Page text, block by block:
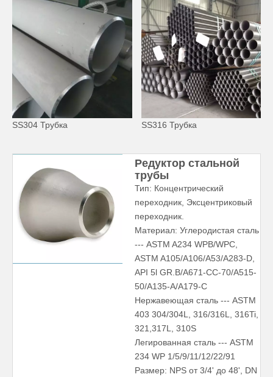
SS304 Трубка SS316 Трубка
Редуктор стальной
трубы
Тип: Концентрический
переходник, Эксцентриковый
переходник.
Материал: Углеродистая сталь
--- ASTM A234 WPB/WPC,
ASTM A105/A106/A53/A283-D,
API 5l GR.B/A671-CC-70/A515-
50/A135-A/A179-C
Нержавеющая сталь --- ASTM
403 304/304L, 316/316L, 316Ti,
321,317L, 310S
Легированная сталь --- ASTM
234 WP 1/5/9/11/12/22/91
Размер: NPS от 3/4' до 48', DN